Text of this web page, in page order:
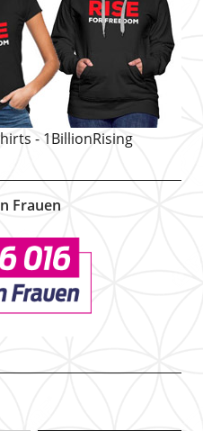
- 1BillionRising
Frauen